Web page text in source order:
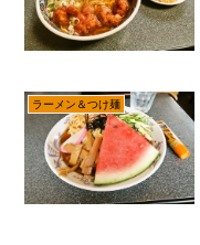
ラーメン＆つけ麺